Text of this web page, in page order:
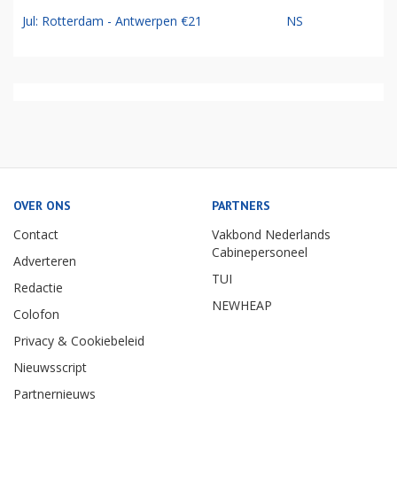
Jul: Rotterdam - Antwerpen €21 NS
OVER ONS
Contact
Adverteren
Redactie
Colofon
Privacy & Cookiebeleid
Nieuwsscript
Partnernieuws
PARTNERS
Vakbond Nederlands
Cabinepersoneel
TUI
NEWHEAP